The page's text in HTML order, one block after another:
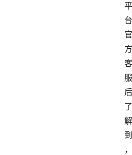
平
台
官
方
客
服
后
了
解
到
，